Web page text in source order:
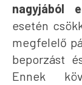
nagyjából
esetén
megfelelő
beporzást
Ennek